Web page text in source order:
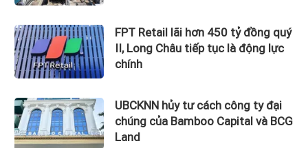
FPT Retail lãi hơn 450 tỷ đồng quý
II, Long Châu tiếp tục là động lực
chính
UBCKNN hủy tư cách công ty đại
chúng của Bamboo Capital và BCG
Land